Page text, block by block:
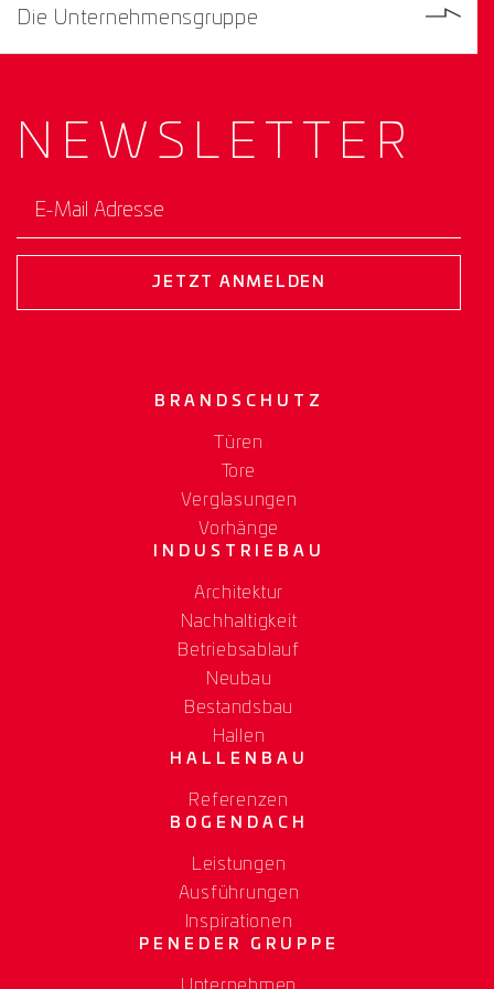
Die Unternehmensgruppe
NEWS­ LETTER
E-Mail Adresse
JETZT ANMELDEN
BRANDSCHUTZ
Türen
Tore
Verglasungen
Vorhänge
INDUSTRIEBAU
Architektur
Nachhaltigkeit
Betriebsablauf
Neubau
Bestandsbau
Hallen
HALLENBAU
Referenzen
BOGENDACH
Leistungen
Ausführungen
Inspirationen
PENEDER GRUPPE